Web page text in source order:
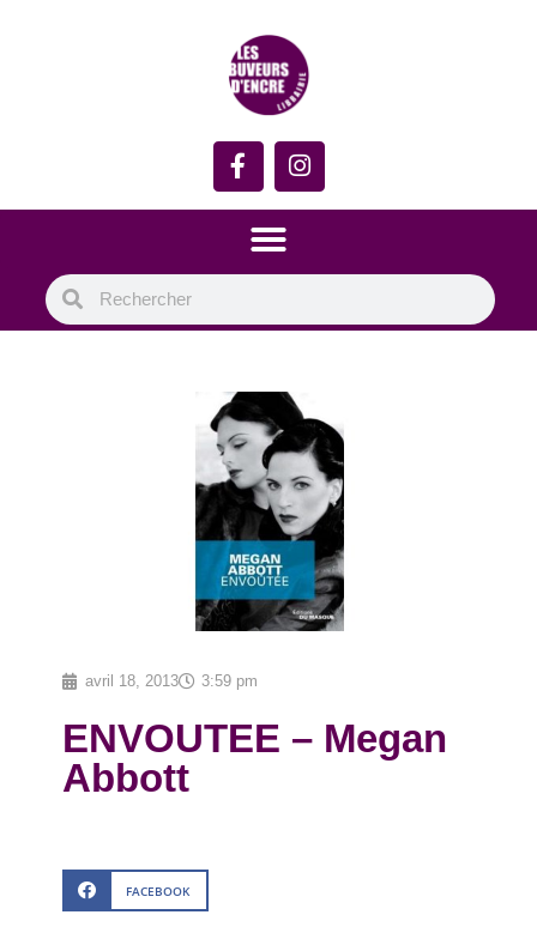
avril 18, 2013 3:59 pm
ENVOUTEE – Megan
Abbott
FACEBOOK